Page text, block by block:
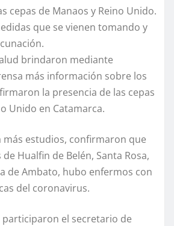
cepas de Manaos y Reino Unido.
que se vienen tomando y
brindaron mediante
más información sobre los
la presencia de las cepas
Unido en Catamarca.
más estudios, confirmaron que
Hualfin de Belén, Santa Rosa,
de Ambato, hubo enfermos con
del coronavirus.
participaron el secretario de